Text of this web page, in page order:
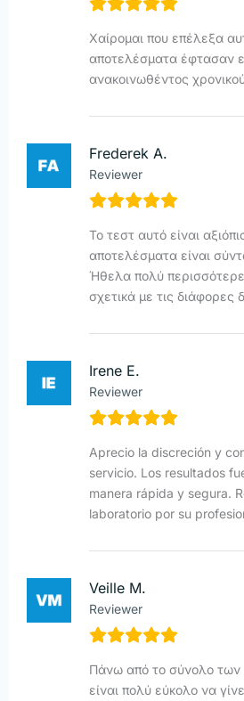
Χαίρομαι που επέλεξα
αποτελέσματα έφτασαν
ανακοινωθέντος
Frederek A.
Reviewer
Το τεστ αυτό είναι
αποτελέσματα είναι
Ήθελα πολύ
σχετικά με τις διάφορες
Irene E.
Reviewer
Aprecio la discreción y
servicio. Los resultados
manera rápida y segura.
laboratorio por su
Veille M.
Reviewer
Πάνω από το σύνολο των
είναι πολύ εύκολο να